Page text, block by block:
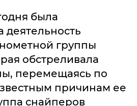
была
деятельность
группы
обстреливала
перемещаясь по
причинам ее
снайперов